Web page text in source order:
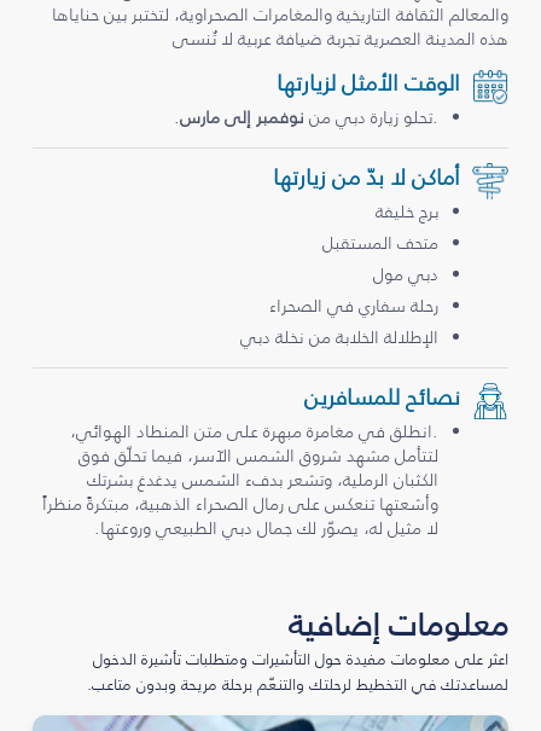
والمعالم الثقافة التاريخية والمغامرات الصحراوية، لتختبر بين حناياها
هذه المدينة العصرية تجربة ضيافة عربية لا تُنسى
الوقت الأمثل لزيارتها
.تحلو زيارة دبي من نوفمبر إلى مارس.
أماكن لا بدّ من زيارتها
برج خليفة
متحف المستقبل
دبي مول
رحلة سفاري في الصحراء
الإطلالة الخلابة من نخلة دبي
نصائح للمسافرين
.انطلق في مغامرة مبهرة على متن المنطاد الهوائي،
لتتأمل مشهد شروق الشمس الآسر، فيما تحلّق فوق
الكثبان الرملية، وتشعر بدفء الشمس يدغدغ بشرتك
وأشعتها تنعكس على رمال الصحراء الذهبية، مبتكرةً منظراً
لا مثيل له، يصوّر لك جمال دبي الطبيعي وروعتها.
معلومات إضافية
اعثر على معلومات مفيدة حول التأشيرات ومتطلبات تأشيرة الدخول
لمساعدتك في التخطيط لرحلتك والتنعّم برحلة مريحة وبدون متاعب.